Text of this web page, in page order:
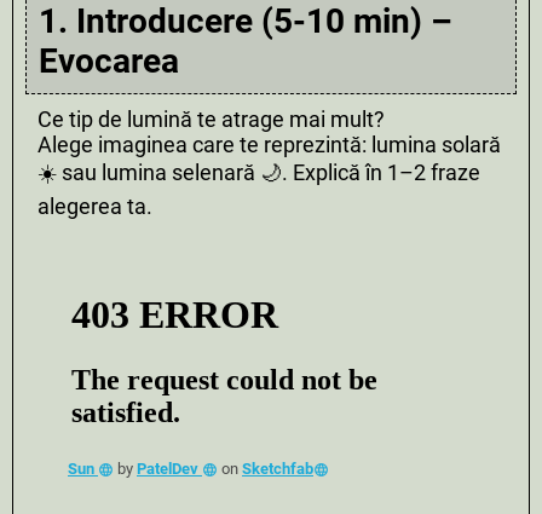
1. Introducere (5-10 min) –
Evocarea
Ce tip de lumină te atrage mai mult?
Alege imaginea care te reprezintă: lumina solară
☀️ sau lumina selenară 🌙. Explică în 1–2 fraze
alegerea ta.
Sun by PatelDev on Sketchfab